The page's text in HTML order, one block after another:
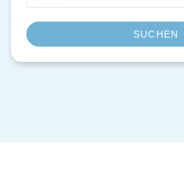
SUCHEN